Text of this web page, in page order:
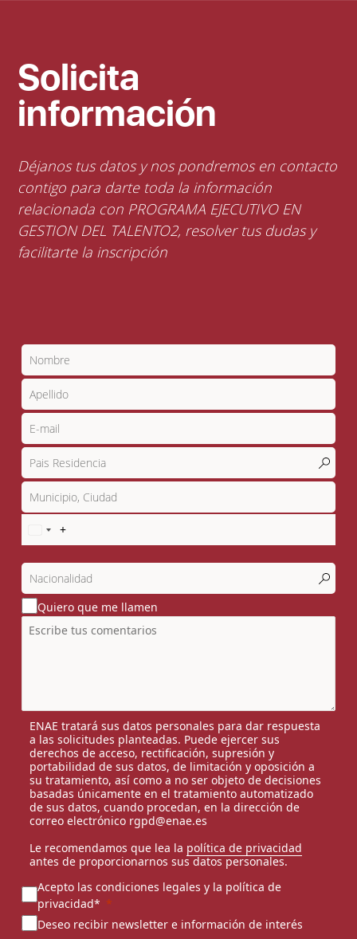
Solicita
información
Déjanos tus datos y nos pondremos en contacto
contigo para darte toda la información
relacionada con PROGRAMA EJECUTIVO EN
GESTION DEL TALENTO2, resolver tus dudas y
facilitarte la inscripción
Quiero que me llamen
ENAE tratará sus datos personales para dar respuesta
a las solicitudes planteadas. Puede ejercer sus
derechos de acceso, rectificación, supresión y
portabilidad de sus datos, de limitación y oposición a
su tratamiento, así como a no ser objeto de decisiones
basadas únicamente en el tratamiento automatizado
de sus datos, cuando procedan, en la dirección de
correo electrónico rgpd@enae.es
Le recomendamos que lea la política de privacidad
antes de proporcionarnos sus datos personales.
Acepto las condiciones legales y la política de
privacidad*
Deseo recibir newsletter e información de interés